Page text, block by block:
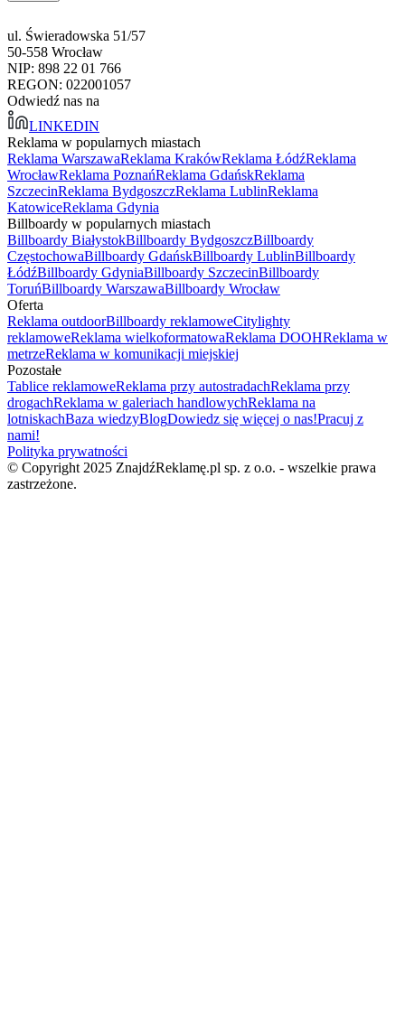
ul. Świeradowska 51/57
50-558 Wrocław
NIP: 898 22 01 766
REGON: 022001057
Odwiedź nas na
LINKEDIN
Reklama w popularnych miastach
Reklama WarszawaReklama KrakówReklama ŁódźReklama
WrocławReklama PoznańReklama GdańskReklama
SzczecinReklama BydgoszczReklama LublinReklama
KatowiceReklama Gdynia
Billboardy w popularnych miastach
Billboardy BiałystokBillboardy BydgoszczBillboardy
CzęstochowaBillboardy GdańskBillboardy LublinBillboardy
ŁódźBillboardy GdyniaBillboardy SzczecinBillboardy
ToruńBillboardy WarszawaBillboardy Wrocław
Oferta
Reklama outdoorBillboardy reklamoweCitylighty
reklamoweReklama wielkoformatowaReklama DOOHReklama w
metrzeReklama w komunikacji miejskiej
Pozostałe
Tablice reklamoweReklama przy autostradachReklama przy
drogachReklama w galeriach handlowychReklama na
lotniskachBaza wiedzyBlogDowiedz się więcej o nas!Pracuj z
nami!
Polityka prywatności
© Copyright 2025 ZnajdźReklamę.pl sp. z o.o. - wszelkie prawa
zastrzeżone.